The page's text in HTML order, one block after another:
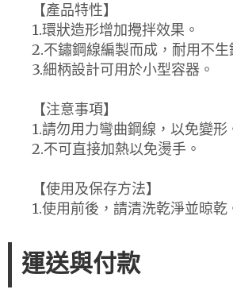
【產品特性】
1.環狀造形增加攪拌效果。
2.不鏽鋼線編製而成，耐用不生
3.細柄設計可用於小型容器。
【注意事項】
1.請勿用力彎曲鋼線，以免變形
2.不可直接加熱以免燙手。
【使用及保存方法】
1.使用前後，請清洗乾淨並晾乾
運送與付款